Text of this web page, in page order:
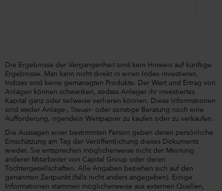
Die Ergebnisse der Vergangenheit sind kein Hinweis auf künftige
Ergebnisse. Man kann nicht direkt in einen Index investieren.
Indizes sind keine gemanagten Produkte. Der Wert und Ertrag von
Anlagen können schwanken, sodass Anleger ihr investiertes
Kapital ganz oder teilweise verlieren können. Diese Informationen
sind weder Anlage-, Steuer- oder sonstige Beratung noch eine
Aufforderung, irgendein Wertpapier zu kaufen oder zu verkaufen.
Die Aussagen einer bestimmten Person geben deren persönliche
Einschätzung am Tag der Veröffentlichung dieses Dokuments
wieder. Sie entsprechen möglicherweise nicht der Meinung
anderer Mitarbeiter von Capital Group oder deren
Tochtergesellschaften. Alle Angaben beziehen sich auf den
genannten Zeitpunkt (falls nicht anders angegeben). Einige
Informationen stammen möglicherweise aus externen Quellen,